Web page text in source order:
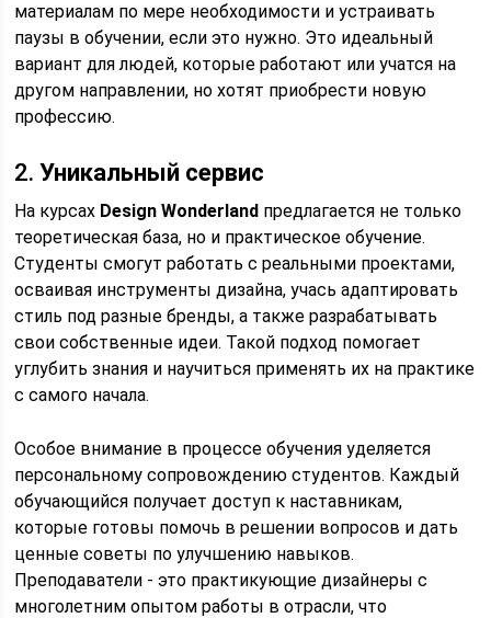
материалам по мере необходимости и устраивать
паузы в обучении, если это нужно. Это идеальный
вариант для людей, которые работают или учатся на
другом направлении, но хотят приобрести новую
профессию.
2.Уникальный сервис
На курсах Design Wonderland предлагается не только
теоретическая база, но и практическое обучение.
Студенты смогут работать с реальными проектами,
осваивая инструменты дизайна, учась адаптировать
стиль под разные бренды, а также разрабатывать
свои собственные идеи. Такой подход помогает
углубить знания и научиться применять их на практике
с самого начала.
Особое внимание в процессе обучения уделяется
персональному сопровождению студентов. Каждый
обучающийся получает доступ к наставникам,
которые готовы помочь в решении вопросов и дать
ценные советы по улучшению навыков.
Преподаватели - это практикующие дизайнеры с
многолетним опытом работы в отрасли, что